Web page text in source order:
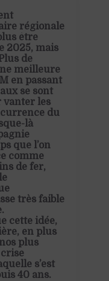
régionale
être
2025, mais
de
meilleure
en passant
se sont
vanter les
du
là
que l’on
comme
de fer,
très faible
cette idée,
en plus
plus
s’est
40 ans.